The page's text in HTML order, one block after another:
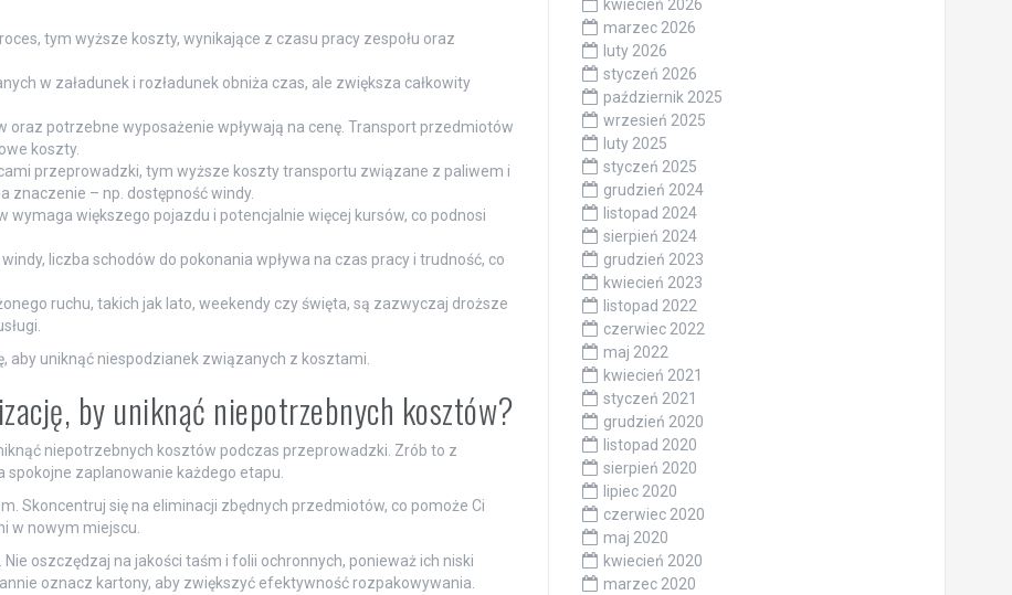
tym wyższe koszty, wynikające z czasu pracy zespołu oraz
w załadunek i rozładunek obniża czas, ale zwiększa całkowity
oraz potrzebne wyposażenie wpływają na cenę. Transport przedmiotów
koszty.
przeprowadzki, tym wyższe koszty transportu związane z paliwem i
znaczenie – np. dostępność windy.
wymaga większego pojazdu i potencjalnie więcej kursów, co podnosi
liczba schodów do pokonania wpływa na czas pracy i trudność, co
ruchu, takich jak lato, weekendy czy święta, są zazwyczaj droższe
aby uniknąć niespodzianek związanych z kosztami.
by uniknąć niepotrzebnych kosztów?
niepotrzebnych kosztów podczas przeprowadzki. Zrób to z
zaplanowanie każdego etapu.
Skoncentruj się na eliminacji zbędnych przedmiotów, co pomoże Ci
w nowym miejscu.
oszczędzaj na jakości taśm i folii ochronnych, ponieważ ich niski
oznacz kartony, aby zwiększyć efektywność rozpakowywania.
kwiecień 2026
marzec 2026
luty 2026
styczeń 2026
październik 2025
wrzesień 2025
luty 2025
styczeń 2025
grudzień 2024
listopad 2024
sierpień 2024
grudzień 2023
kwiecień 2023
listopad 2022
czerwiec 2022
maj 2022
kwiecień 2021
styczeń 2021
grudzień 2020
listopad 2020
sierpień 2020
lipiec 2020
czerwiec 2020
maj 2020
kwiecień 2020
marzec 2020